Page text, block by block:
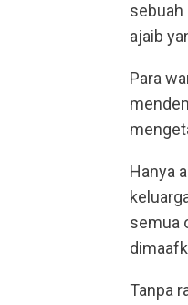
sebuah
ajaib
Para
Hanya
semua
Tanpa